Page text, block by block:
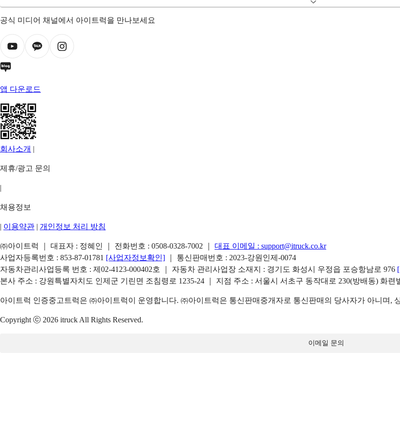
공식 미디어 채널에서 아이트럭을 만나보세요
앱 다운로드
회사소개 |
제휴/광고 문의
|
채용정보
| 이용약관 | 개인정보 처리 방침
㈜아이트럭 ｜ 대표자 : 정혜인 ｜ 전화번호 : 0508-0328-7002 대표 이메일 : support@itruck.co.kr
사업자등록번호 : 853-87-01781 [사업자정보확인]
｜ 통신판매번호 : 2023-강원인제-0074
자동차관리사업등록 번호 : 제02-4123-000402호 ｜ 자동차 관리사업장 소재지 : 경기도 화성시 우정읍 포승항남로 976
본사 주소 : 강원특별자치도 인제군 기린면 조침령로 1235-24 ｜ 지점 주소 : 서울시 서초구 동작대로 230(방배동) 화련
아이트럭 인증중고트럭은 ㈜아이트럭이 운영합니다. ㈜아이트럭은 통신판매중개자로 통신판매의 당사자가 아니며,
Copyright ⓒ 2026 itruck All Rights Reserved.
이메일 문의